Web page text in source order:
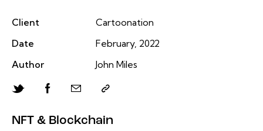
NFT & Blockchain
Client
Cartoonation
Date
February, 2022
Author
John Miles